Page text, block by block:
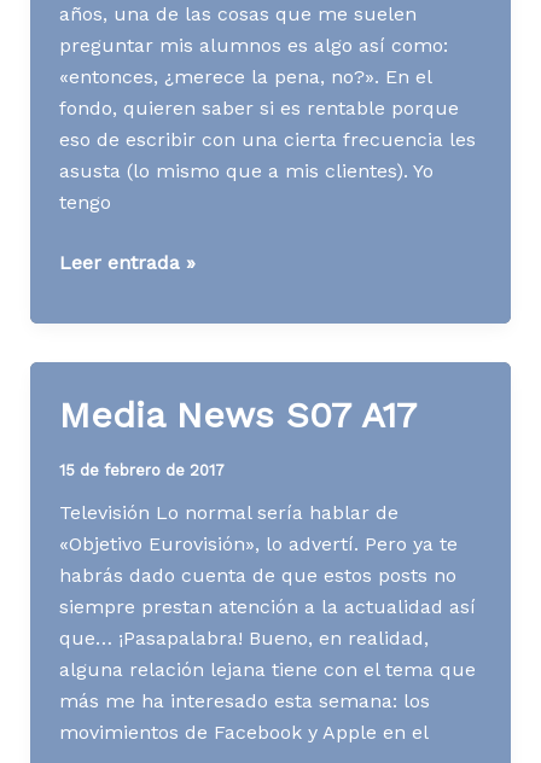
años, una de las cosas que me suelen
preguntar mis alumnos es algo así como:
«entonces, ¿merece la pena, no?». En el
fondo, quieren saber si es rentable porque
eso de escribir con una cierta frecuencia les
asusta (lo mismo que a mis clientes). Yo
tengo
[Contenidos]
de
blog
los
gastos
que
conlleva)
Leer entrada »
Media News S07 A17
15 de febrero de 2017
Televisión Lo normal sería hablar de
«Objetivo Eurovisión», lo advertí. Pero ya te
habrás dado cuenta de que estos posts no
siempre prestan atención a la actualidad así
que… ¡Pasapalabra! Bueno, en realidad,
alguna relación lejana tiene con el tema que
más me ha interesado esta semana: los
movimientos de Facebook y Apple en el